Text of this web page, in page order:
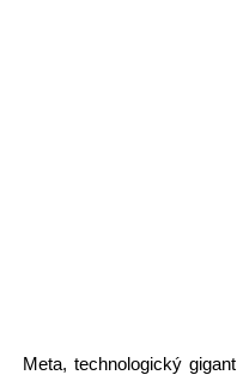
Meta, technologický